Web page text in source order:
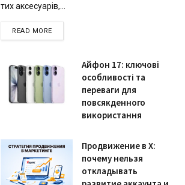
тих аксесуарів,...
READ MORE
Айфон 17: ключові
особливості та
переваги для
повсякденного
використання
Продвижение в X:
почему нельзя
откладывать